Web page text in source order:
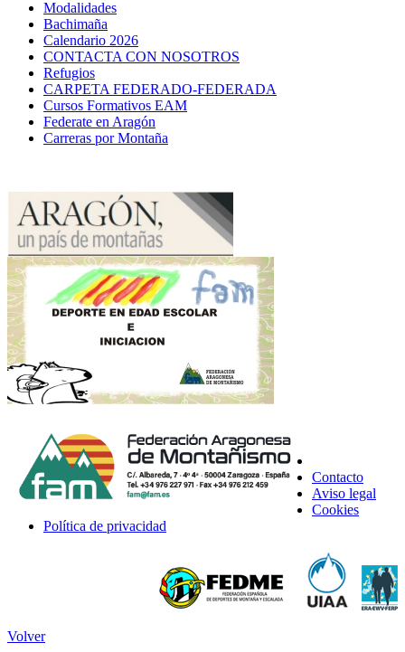
Modalidades
Bachimaña
Calendario 2026
CONTACTA CON NOSOTROS
Refugios
CARPETA FEDERADO-FEDERADA
Cursos Formativos EAM
Federate en Aragón
Carreras por Montaña
Contacto
Aviso legal
Cookies
Política de privacidad
Volver